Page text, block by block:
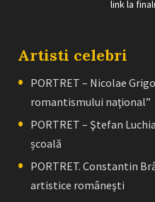
link la
Artisti celebri
PORTRET – Nicolae
romantismului naţional”
PORTRET – Ştefan
școală
PORTRET. Constantin
artistice româneşti